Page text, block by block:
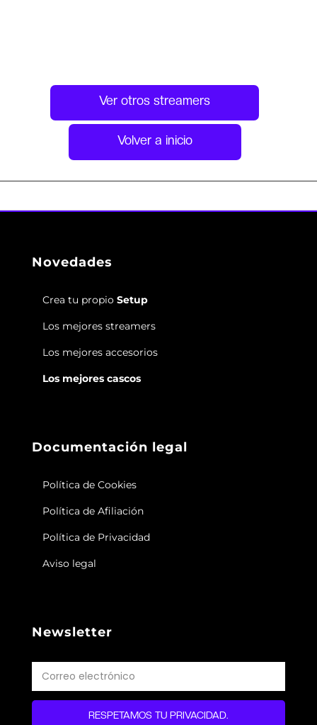
Ver otros streamers
Volver a inicio
Novedades
Crea tu propio Setup
Los mejores streamers
Los mejores accesorios
Los mejores cascos
Documentación legal
Política de Cookies
Política de Afiliación
Política de Privacidad
Aviso legal
Newsletter
RESPETAMOS TU PRIVACIDAD.